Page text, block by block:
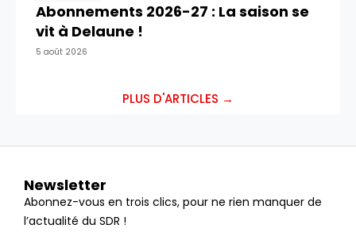
Abonnements 2026-27 : La saison se
vit à Delaune !
5 août 2026
PLUS D'ARTICLES →
Newsletter
Abonnez-vous en trois clics, pour ne rien manquer de
l’actualité du SDR !